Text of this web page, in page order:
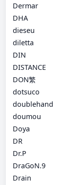
Dermar
DHA
dieseu
diletta
DIN
DISTANCE
DON繁
dotsuco
doublehand
doumou
Doya
DR
Dr.P
DraGoN.9
Drain